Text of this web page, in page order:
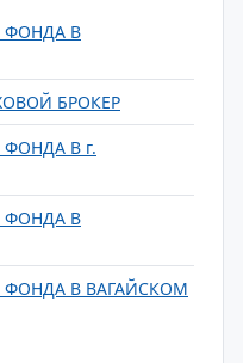
ФОНДА В
БРОКЕР
В г.
ФОНДА В
В ВАГАЙСКОМ